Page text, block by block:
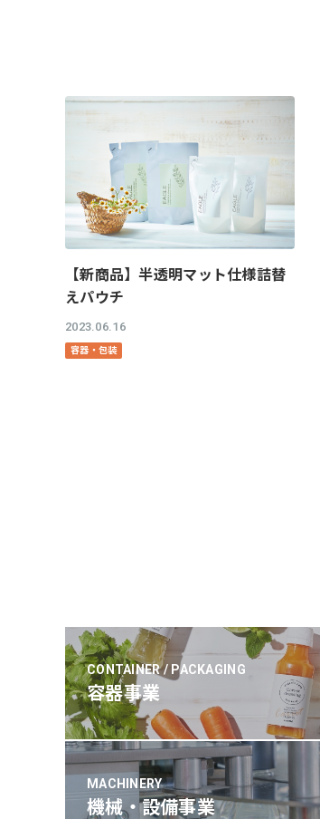
【新商品】半透明マット仕様詰替
えパウチ
2023.06.16
容器・包装
CONTAINER / PACKAGING
容器事業
MACHINERY
機械・設備事業